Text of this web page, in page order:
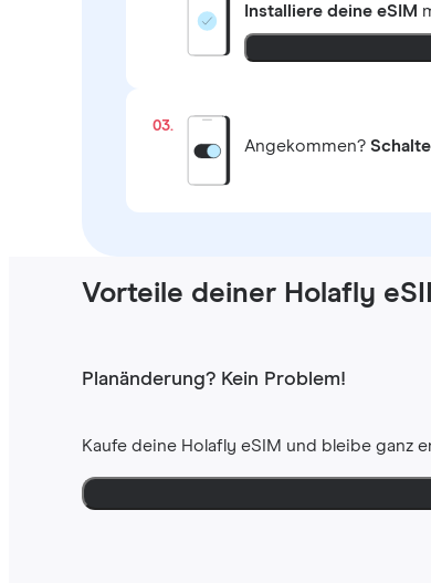
Installiere deine eSIM
03.
Angekommen?
Vorteile deiner Holafly
Planänderung? Kein Problem!
Kaufe deine Holafly eSIM und bleibe ganz